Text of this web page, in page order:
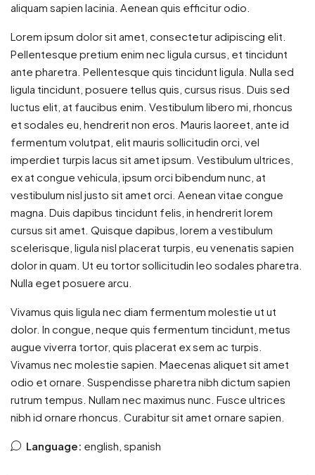
aliquam sapien lacinia. Aenean quis efficitur odio.
Lorem ipsum dolor sit amet, consectetur adipiscing elit.
Pellentesque pretium enim nec ligula cursus, et tincidunt
ante pharetra. Pellentesque quis tincidunt ligula. Nulla sed
ligula tincidunt, posuere tellus quis, cursus risus. Duis sed
luctus elit, at faucibus enim. Vestibulum libero mi, rhoncus
et sodales eu, hendrerit non eros. Mauris laoreet, ante id
fermentum volutpat, elit mauris sollicitudin orci, vel
imperdiet turpis lacus sit amet ipsum. Vestibulum ultrices,
ex at congue vehicula, ipsum orci bibendum nunc, at
vestibulum nisl justo sit amet orci. Aenean vitae congue
magna. Duis dapibus tincidunt felis, in hendrerit lorem
cursus sit amet. Quisque dapibus, lorem a vestibulum
scelerisque, ligula nisl placerat turpis, eu venenatis sapien
dolor in quam. Ut eu tortor sollicitudin leo sodales pharetra.
Nulla eget posuere arcu.
Vivamus quis ligula nec diam fermentum molestie ut ut
dolor. In congue, neque quis fermentum tincidunt, metus
augue viverra tortor, quis placerat ex sem ac turpis.
Vivamus nec molestie sapien. Maecenas aliquet sit amet
odio et ornare. Suspendisse pharetra nibh dictum sapien
rutrum tempus. Nullam nec maximus nunc. Fusce ultrices
nibh id ornare rhoncus. Curabitur sit amet ornare sapien.
Language: english, spanish